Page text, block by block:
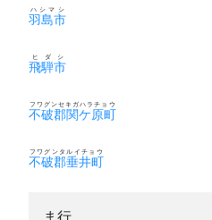
羽島市
ハシマシ
飛騨市
ヒダシ
不破郡関ケ原町
フワグンセキガハラチョウ
不破郡垂井町
フワグンタルイチョウ
ま行